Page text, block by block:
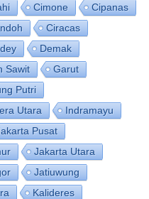
Cimone
Cipanas
Ciracas
Demak
Sawit
Garut
Putri
Utara
Indramayu
Pusat
Jakarta Utara
Jatiuwung
Kalideres